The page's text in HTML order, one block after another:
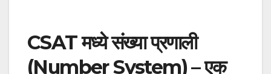
CSAT मध्ये संख्या प्रणाली
(Number System) – एक